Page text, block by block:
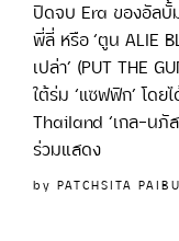
ปิดจบ Era ของอัลบั้
พี่ลี่ หรือ ‘ตูน ALIE
เปล่า’ (PUT THE
ใต้ร่ม ‘แซฟฟิก’ โดย
Thailand ‘เกล-นภัส
ร่วมแสดง
by PATCHSITA